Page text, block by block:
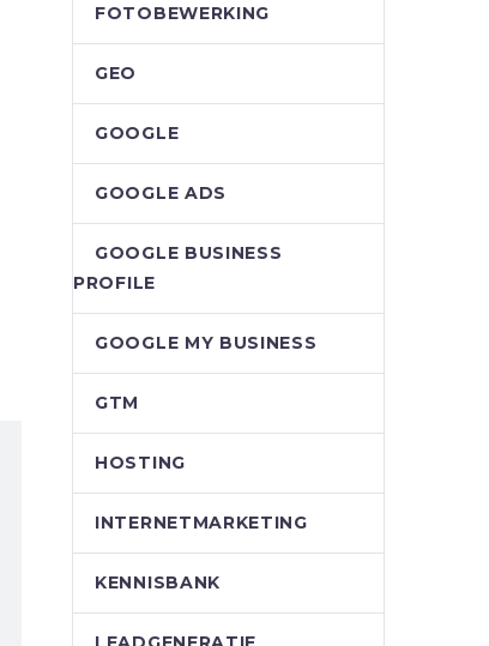
FOTOBEWERKING
GEO
GOOGLE
GOOGLE ADS
GOOGLE BUSINESS
PROFILE
GOOGLE MY BUSINESS
GTM
HOSTING
INTERNETMARKETING
KENNISBANK